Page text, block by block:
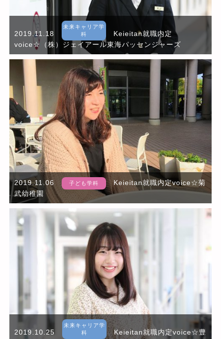
2019.11.18
未来キャリア学
科
Keieitan就職内定
voice☆（株）ジェイアール東海パッセンジャーズ
2019.11.06 子ども学科
Keieitan就職内定voice☆菊
武幼稚園
2019.10.25
未来キャリア学
科
Keieitan就職内定voice☆豊